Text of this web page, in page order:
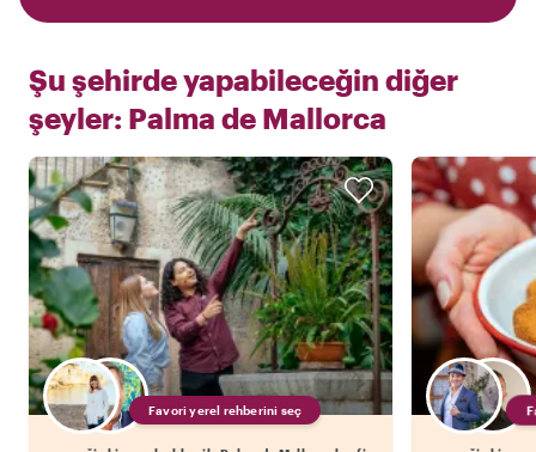
Şu şehirde yapabileceğin diğer
şeyler: Palma de Mallorca
Favori yerel rehberini seç